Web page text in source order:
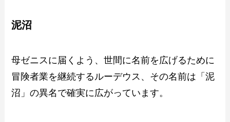
泥沼
母ゼニスに届くよう、世間に名前を広げるために
冒険者業を継続するルーデウス、その名前は「泥
沼」の異名で確実に広がっています。